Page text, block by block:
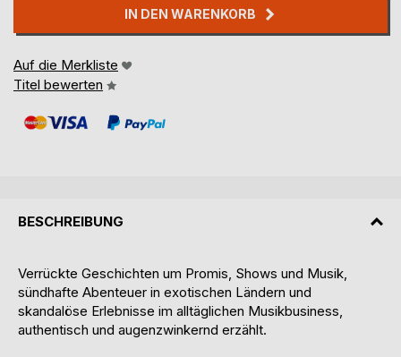
IN DEN WARENKORB
Auf die Merkliste
Titel bewerten
BESCHREIBUNG
Verrückte Geschichten um Promis, Shows und Musik,
sündhafte Abenteuer in exotischen Ländern und
skandalöse Erlebnisse im alltäglichen Musikbusiness,
authentisch und augenzwinkernd erzählt.